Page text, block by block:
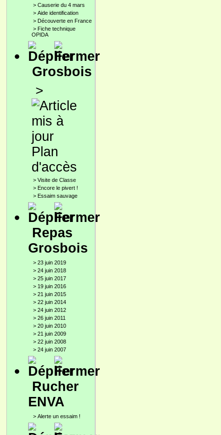
> Causerie du 4 mars
> Aide identification
> Découverte en France
> Fiche technique
OPIDA
Grosbois
>
Plan
d'accès
> Visite de Classe
> Encore le pivert !
> Essaim sauvage
Repas
Grosbois
> 23 juin 2019
> 24 juin 2018
> 25 juin 2017
> 19 juin 2016
> 21 juin 2015
> 22 juin 2014
> 24 juin 2012
> 26 juin 2011
> 20 juin 2010
> 21 juin 2009
> 22 juin 2008
> 24 juin 2007
Rucher
ENVA
> Alerte un essaim !